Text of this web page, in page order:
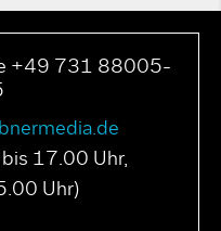
+49 731 88005-
17.00 Uhr,
Uhr)